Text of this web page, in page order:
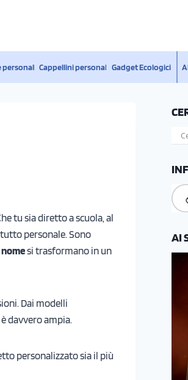
personalizzateCappellini personalizzatiGadget Ecologici
tu sia diretto a scuola, al
personale. Sono
si trasformano in un
Dai modelli
davvero ampia.
personalizzato sia il più
AI